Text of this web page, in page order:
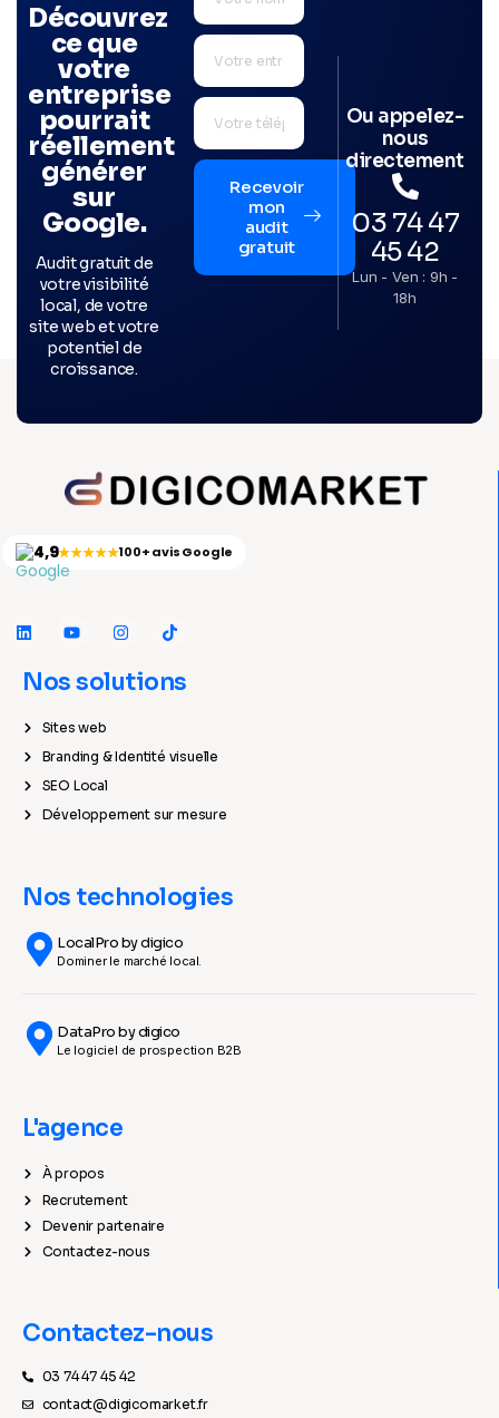
Découvrez
ce que
votre
entreprise
pourrait
réellement
générer
sur
Google.
Audit gratuit de
votre visibilité
local, de votre
site web et votre
potentiel de
croissance.
Recevoir
mon
audit
gratuit
Ou appelez-
nous
directement
03 74 47
45 42
Lun - Ven : 9h -
18h
4,9★★★★★100+ avis Google
Nos solutions
Sites web
Branding & Identité visuelle
SEO Local
Développement sur mesure
Nos technologies
LocalPro by digico
Dominer le marché local.
DataPro by digico
Le logiciel de prospection B2B
L'agence
À propos
Recrutement
Devenir partenaire
Contactez-nous
Contactez-nous
03 74 47 45 42
contact@digicomarket.fr